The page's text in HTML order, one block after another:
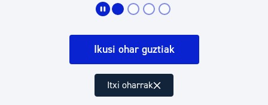
Ikusi ohar guztiak
Itxi oharrak